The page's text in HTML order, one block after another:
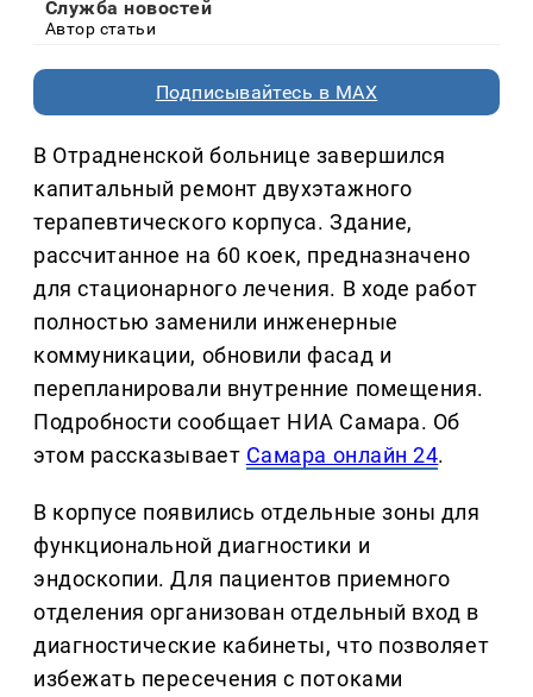
Служба новостей
Автор статьи
Подписывайтесь в MAX
В Отрадненской больнице завершился
капитальный ремонт двухэтажного
терапевтического корпуса. Здание,
рассчитанное на 60 коек, предназначено
для стационарного лечения. В ходе работ
полностью заменили инженерные
коммуникации, обновили фасад и
перепланировали внутренние помещения.
Подробности сообщает НИА Самара. Об
этом рассказывает Самара онлайн 24.
В корпусе появились отдельные зоны для
функциональной диагностики и
эндоскопии. Для пациентов приемного
отделения организован отдельный вход в
диагностические кабинеты, что позволяет
избежать пересечения с потоками